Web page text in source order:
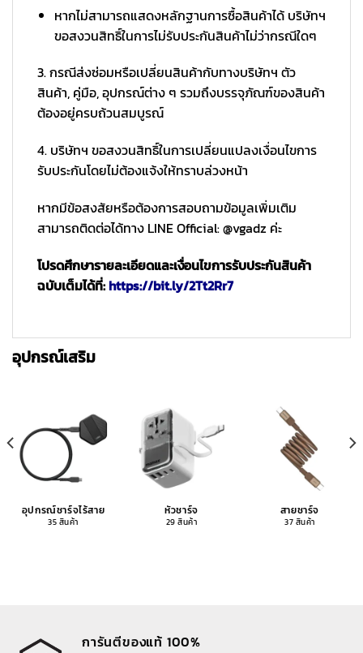
หากไม่สามารถแสดงหลักฐานการซื้อสินค้าได้ บริษัทฯ
ขอสงวนสิทธิ์ในการไม่รับประกันสินค้าไม่ว่ากรณีใดๆ
3. กรณีส่งซ่อมหรือเปลี่ยนสินค้ากับทางบริษัทฯ ตัว
สินค้า, คู่มือ, อุปกรณ์ต่าง ๆ รวมถึงบรรจุภัณฑ์ของสินค้า
ต้องอยู่ครบถ้วนสมบูรณ์
4. บริษัทฯ ขอสงวนสิทธิ์ในการเปลี่ยนแปลงเงื่อนไขการ
รับประกันโดยไม่ต้องแจ้งให้ทราบล่วงหน้า
หากมีข้อสงสัยหรือต้องการสอบถามข้อมูลเพิ่มเติม
สามารถติดต่อได้ทาง LINE Official: @vgadz ค่ะ
โปรดศึกษารายละเอียดและเงื่อนไขการรับประกันสินค้า
ฉบับเต็มได้ที่:https://bit.ly/2Tt2Rr7
อุปกรณ์เสริม
อุปกรณ์ชาร์จไร้สาย
35 สินค้า
หัวชาร์จ
29 สินค้า
สายชาร์จ
37 สินค้า
การันตีของแท้ 100%